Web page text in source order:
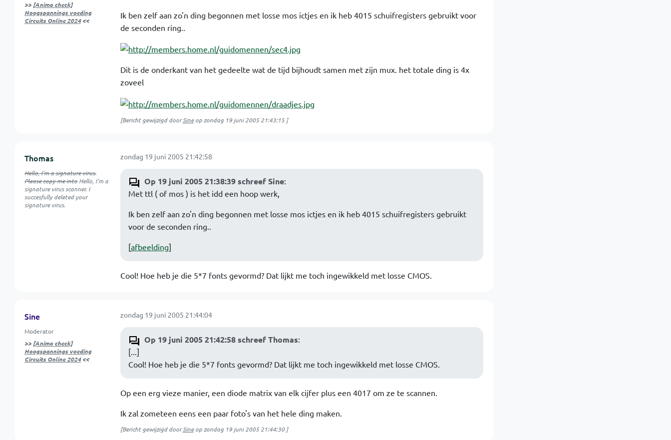
>> [Animo check]
Hoogspannings voeding
Circuits Online 2024<<
Ik ben zelf aan zo'n ding begonnen met losse mos ictjes en ik heb 4015 schuifregisters gebruikt voor
de seconden ring..
Dit is de onderkant van het gedeelte wat de tijd bijhoudt samen met zijn mux. het totale ding is 4x
zoveel
[Bericht gewijzigd doorSineop zondag 19 juni 2005 21:43:15]
Thomas
Hello, I'm a signature virus.
Please copy me intoHello, I'm a
signature virus scanner. I
succesfully deleted your
signature virus.
zondag 19 juni 2005 21:42:58
Op 19 juni 2005 21:38:39 schreef Sine:
Met ttl ( of mos ) is het idd een hoop werk,
Ik ben zelf aan zo'n ding begonnen met losse mos ictjes en ik heb 4015 schuifregisters gebruikt
voor de seconden ring..
[afbeelding]
Cool! Hoe heb je die 5*7 fonts gevormd? Dat lijkt me toch ingewikkeld met losse CMOS.
Sine
Moderator
>> [Animo check]
Hoogspannings voeding
Circuits Online 2024<<
zondag 19 juni 2005 21:44:04
Op 19 juni 2005 21:42:58 schreef Thomas:
[...]
Cool! Hoe heb je die 5*7 fonts gevormd? Dat lijkt me toch ingewikkeld met losse CMOS.
Op een erg vieze manier, een diode matrix van elk cijfer plus een 4017 om ze te scannen.
Ik zal zometeen eens een paar foto's van het hele ding maken.
[Bericht gewijzigd doorSineop zondag 19 juni 2005 21:44:30]